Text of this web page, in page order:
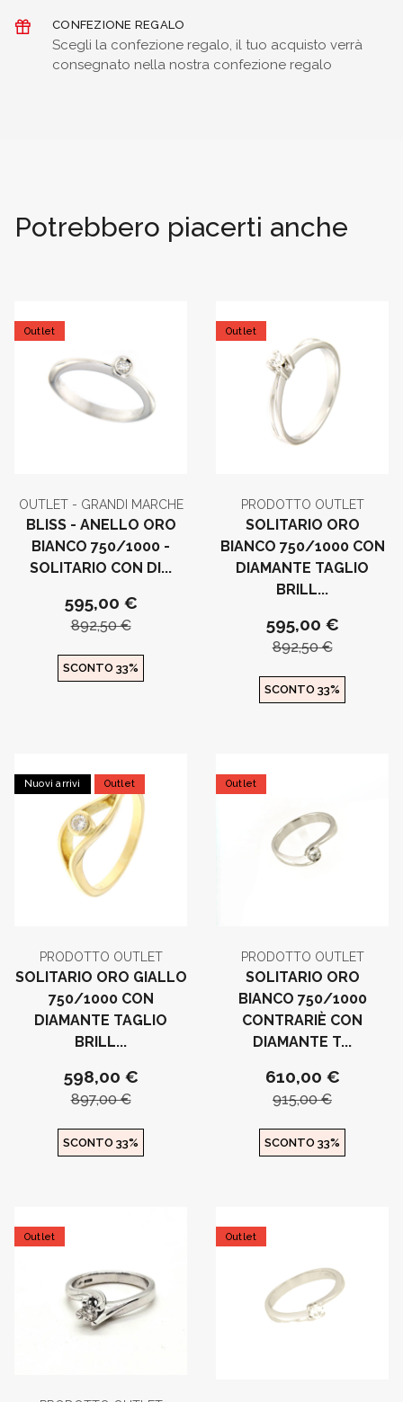
CONFEZIONE REGALO
Scegli la confezione regalo, il tuo acquisto verrà
consegnato nella nostra confezione regalo
Potrebbero piacerti anche
Outlet
OUTLET - GRANDI MARCHE
BLISS - ANELLO ORO
BIANCO 750/1000 -
SOLITARIO CON DI...
595,00 €
892,50 €
SCONTO 33%
Outlet
PRODOTTO OUTLET
SOLITARIO ORO
BIANCO 750/1000 CON
DIAMANTE TAGLIO
BRILL...
595,00 €
892,50 €
SCONTO 33%
Nuovi arrivi Outlet
PRODOTTO OUTLET
SOLITARIO ORO GIALLO
750/1000 CON
DIAMANTE TAGLIO
BRILL...
598,00 €
897,00 €
SCONTO 33%
Outlet
PRODOTTO OUTLET
SOLITARIO ORO
BIANCO 750/1000
CONTRARIÈ CON
DIAMANTE T...
610,00 €
915,00 €
SCONTO 33%
Outlet Outlet